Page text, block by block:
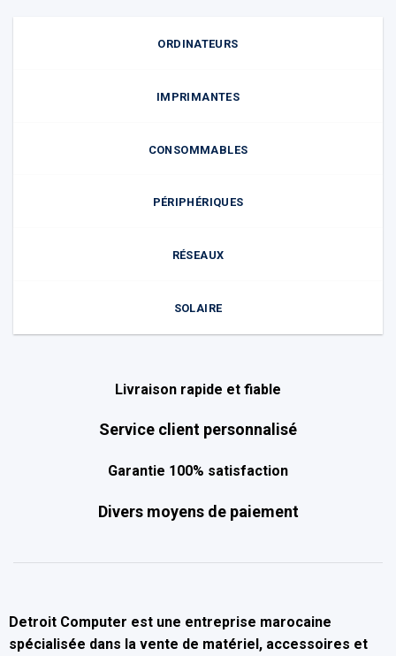
ORDINATEURS
IMPRIMANTES
CONSOMMABLES
PÉRIPHÉRIQUES
RÉSEAUX
SOLAIRE
Livraison rapide et fiable
Service client personnalisé
Garantie 100% satisfaction
Divers moyens de paiement
Detroit Computer est une entreprise marocaine
spécialisée dans la vente de matériel, accessoires et